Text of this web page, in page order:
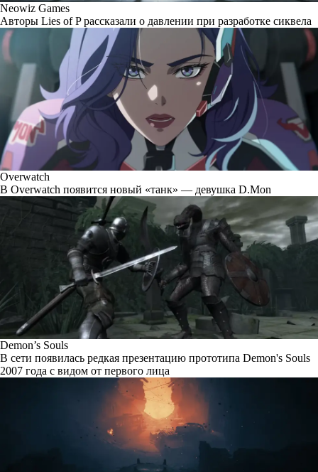
Neowiz Games
Авторы Lies of P рассказали о давлении при разработке сиквела
Overwatch
В Overwatch появится новый «танк» — девушка D.Mon
Demon’s Souls
В сети появилась редкая презентацию прототипа Demon's Souls
2007 года с видом от первого лица